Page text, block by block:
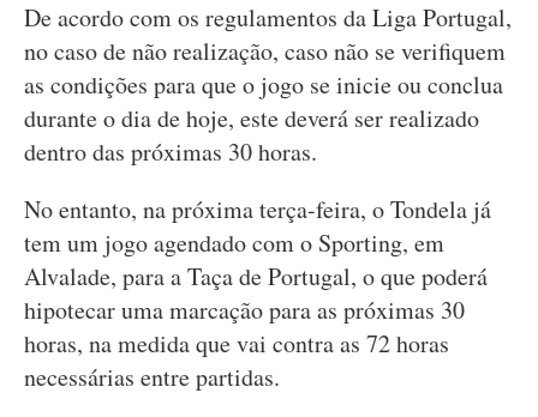
De acordo com os regulamentos da Liga Portugal,
no caso de não realização, caso não se verifiquem
as condições para que o jogo se inicie ou conclua
durante o dia de hoje, este deverá ser realizado
dentro das próximas 30 horas.
No entanto, na próxima terça-feira, o Tondela já
tem um jogo agendado com o Sporting, em
Alvalade, para a Taça de Portugal, o que poderá
hipotecar uma marcação para as próximas 30
horas, na medida que vai contra as 72 horas
necessárias entre partidas.